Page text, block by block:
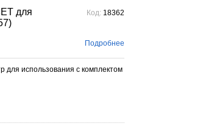
для
Код: 18362
Подробнее
использования с комплектом